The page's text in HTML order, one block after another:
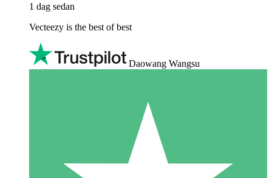
1 dag sedan
Vecteezy is the best of best
Daowang Wangsu